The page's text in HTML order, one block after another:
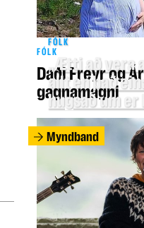
FÓLK
Daði Freyr og
gagnamagni
Myndband
FÓLK
„Ætti að vera
allt en það
hugsað um